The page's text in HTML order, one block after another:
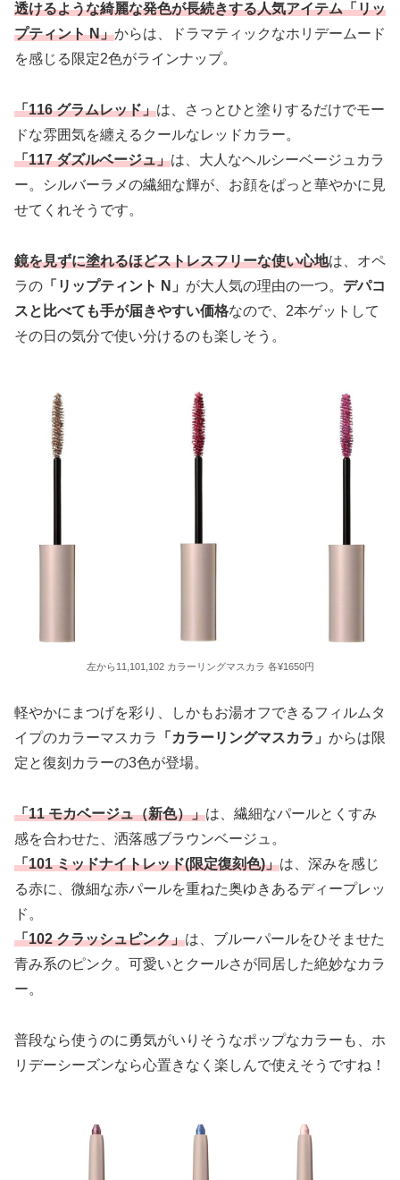
透けるような綺麗な発色が長続きする人気アイテム「リッ
プティント N」からは、ドラマティックなホリデームード
を感じる限定2色がラインナップ。
「116 グラムレッド」は、さっとひと塗りするだけでモー
ドな雰囲気を纏えるクールなレッドカラー。
「117 ダズルベージュ」は、大人なヘルシーベージュカラ
ー。シルバーラメの繊細な輝が、お顔をぱっと華やかに見
せてくれそうです。
鏡を見ずに塗れるほどストレスフリーな使い心地は、オペ
ラの 「リップティント N」 が大人気の理由の一つ。 デパコ
スと比べても手が届きやすい価格なので、2本ゲットして
その日の気分で使い分けるのも楽しそう。
左から11,101,102 カラーリングマスカラ 各¥1650円
軽やかにまつげを彩り、しかもお湯オフできるフィルムタ
イプのカラーマスカラ
「カラーリングマスカラ」 からは限
定と復刻カラーの3色が登場。
「11 モカベージュ（新色）」は、繊細なパールとくすみ
感を合わせた、洒落感ブラウンベージュ。
「101 ミッドナイトレッド(限定復刻色)」は、深みを感じ
る赤に、微細な赤パールを重ねた奥ゆきあるディープレッ
ド。
「102 クラッシュピンク」は、ブルーパールをひそませた
青み系のピンク。可愛いとクールさが同居した絶妙なカラ
ー。
普段なら使うのに勇気がいりそうなポップなカラーも、ホ
リデーシーズンなら心置きなく楽しんで使えそうですね！